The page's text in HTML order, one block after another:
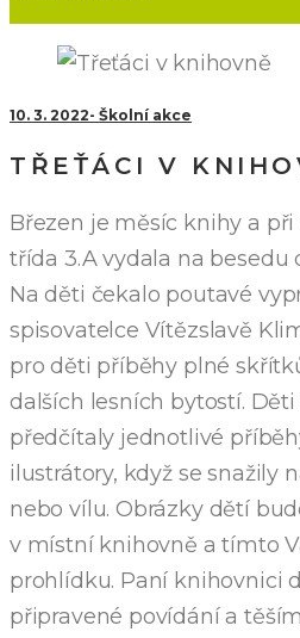
10. 3. 2022 Školní akce
TŘEŤÁCI V
Březen je měsíc knihy a
třída 3.A vydala na besedu
Na děti čekalo poutavé
spisovatelce Vítězslavě
pro děti příběhy plné
dalších lesních bytostí.
předčítaly jednotlivé
ilustrátory, když se snažily
nebo vílu. Obrázky dětí
v místní knihovně a tímto
prohlídku. Paní knihovnici
připravené povídání a